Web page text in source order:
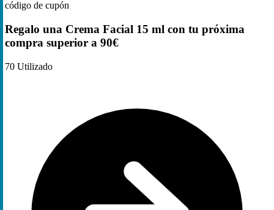
código de cupón
Regalo una Crema Facial 15 ml con tu próxima
compra superior a 90€
70 Utilizado